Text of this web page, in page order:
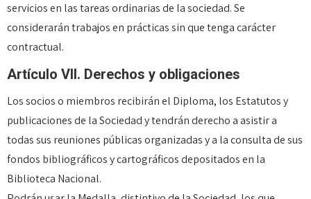
servicios en las tareas ordinarias de la sociedad. Se
considerarán trabajos en prácticas sin que tenga carácter
contractual.
Artículo VII. Derechos y obligaciones
Los socios o miembros recibirán el Diploma, los Estatutos y
publicaciones de la Sociedad y tendrán derecho a asistir a
todas sus reuniones públicas organizadas y a la consulta de sus
fondos bibliográficos y cartográficos depositados en la
Biblioteca Nacional.